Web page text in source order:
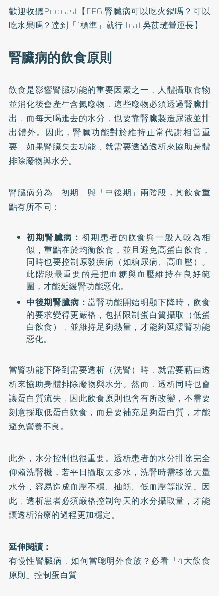
歡迎收聽Podcast【EP6.腎臟病可以吃火鍋嗎？可以
吃水果嗎？達到「1標準」就行 feat.吳苡璉營運長】
腎臟病的飲食原則
飲食是影響腎臟功能的重要因素之一，人體攝取食物
並消化後會產生含氮廢物，這些廢物必須透過腎臟排
出，而每天喝進去的水分，也要靠腎臟製造尿液並排
出體外。因此，腎臟功能對於維持正常代謝相當重
要，如果腎臟失去功能，就需要透過透析來協助身體
排除廢物與水分。
腎臟病分為「初期」與「中後期」兩階段，其飲食重
點有所不同：
初期腎臟病：初期患者的飲食與一般人較為相
似，重點在於均衡飲食，並且避免高蛋白飲食，
同時也要控制原發疾病（如糖尿病、高血壓）。
此階段最重要的是把血糖與血壓維持在良好範
圍，才能延緩腎功能惡化。
中後期腎臟病：當腎功能開始明顯下降時，飲食
的要求變得更嚴格，包括限制蛋白質攝取（低蛋
白飲食），並維持足夠熱量，才能夠延緩腎功能
惡化。
當腎功能下降到需要透析（洗腎）時，就需要藉由透
析來協助身體排除廢物與水分。然而，透析同時也會
讓蛋白質流失，因此飲食原則也會有所改變，不需要
刻意採取低蛋白飲食，而是要補充足夠蛋白質，才能
避免營養不良。
此外，水分控制也很重要。透析患者的水分排除完全
仰賴洗腎機，若平日攝取太多水，洗腎時需移除大量
水分，容易造成血壓不穩、抽筋、低血壓等狀況。因
此，透析患者必須嚴格控制每天的水分攝取量，才能
讓透析治療的過程更加穩定。
延伸閱讀：
有慢性腎臟病，如何當聰明外食族？必看「4大飲食
原則」控制蛋白質